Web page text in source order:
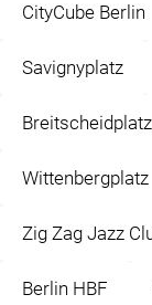
CityCube Berlin
Savignyplatz
Breitscheidplatz
Wittenbergplatz
Zig Zag Jazz
Berlin HBF